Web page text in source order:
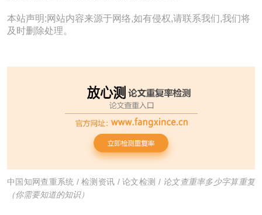
本站声明:网站内容来源于网络,如有侵权,请联系我们,我们将
及时删除处理。
中国知网查重系统 /检测资讯 / 论文检测 / 论文查重率多少字算重复
（你需要知道的知识）